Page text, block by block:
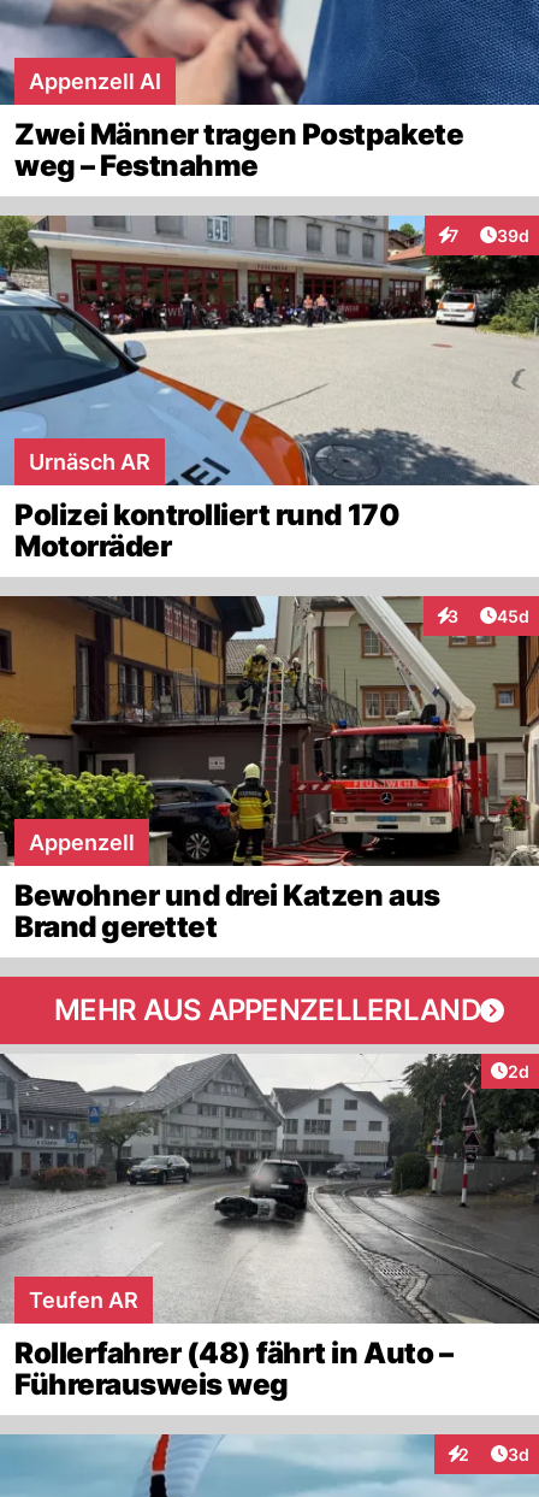
Appenzell AI
Zwei Männer tragen Postpakete
weg – Festnahme
7
Interaktionen
39d
Urnäsch AR
Polizei kontrolliert rund 170
Motorräder
3
Interaktionen
45d
Appenzell
Bewohner und drei Katzen aus
Brand gerettet
MEHR AUS APPENZELLERLAND
2d
Teufen AR
Rollerfahrer (48) fährt in Auto –
Führerausweis weg
2 3d